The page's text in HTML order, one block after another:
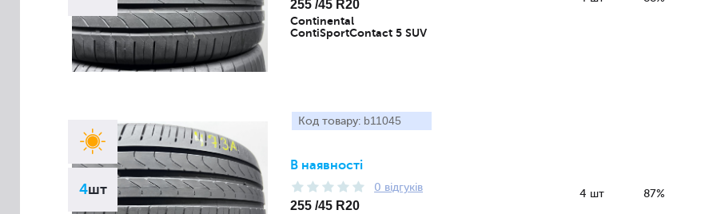
255 /45 R20
Continental
ContiSportContact 5 SUV
4шт
Код товару: b11045
В наявності
0 відгуків
255 /45 R20
4 шт 87%